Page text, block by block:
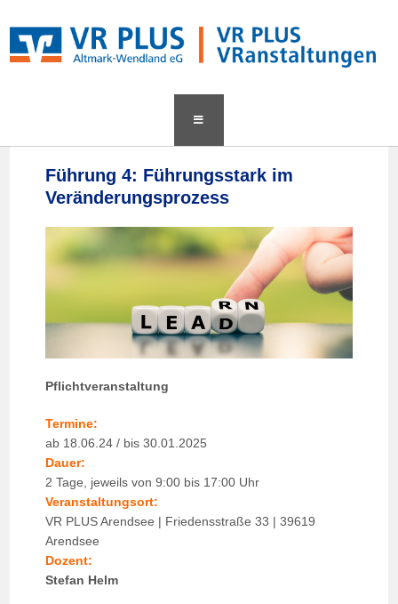
Führung 4: Führungsstark im
Veränderungsprozess
Pflichtveranstaltung
Termine:
ab 18.06.24 / bis 30.01.2025
Dauer:
2 Tage, jeweils von 9:00 bis 17:00 Uhr
Veranstaltungsort:
VR PLUS Arendsee | Friedensstraße 33 | 39619
Arendsee
Dozent:
Stefan Helm